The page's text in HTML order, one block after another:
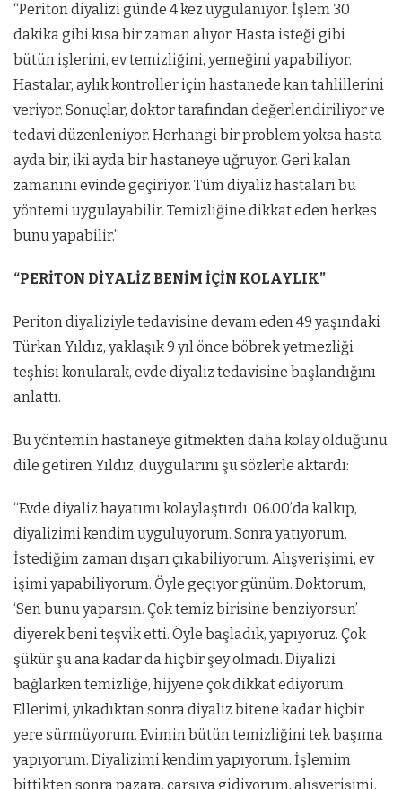
“Periton diyalizi günde 4 kez uygulanıyor. İşlem 30
dakika gibi kısa bir zaman alıyor. Hasta isteği gibi
bütün işlerini, ev temizliğini, yemeğini yapabiliyor.
Hastalar, aylık kontroller için hastanede kan tahlillerini
veriyor. Sonuçlar, doktor tarafından değerlendiriliyor ve
tedavi düzenleniyor. Herhangi bir problem yoksa hasta
ayda bir, iki ayda bir hastaneye uğruyor. Geri kalan
zamanını evinde geçiriyor. Tüm diyaliz hastaları bu
yöntemi uygulayabilir. Temizliğine dikkat eden herkes
bunu yapabilir.”
“PERİTON DİYALİZ BENİM İÇİN KOLAYLIK”
Periton diyaliziyle tedavisine devam eden 49 yaşındaki
Türkan Yıldız, yaklaşık 9 yıl önce böbrek yetmezliği
teşhisi konularak, evde diyaliz tedavisine başlandığını
anlattı.
Bu yöntemin hastaneye gitmekten daha kolay olduğunu
dile getiren Yıldız, duygularını şu sözlerle aktardı:
“Evde diyaliz hayatımı kolaylaştırdı. 06.00’da kalkıp,
diyalizimi kendim uyguluyorum. Sonra yatıyorum.
İstediğim zaman dışarı çıkabiliyorum. Alışverişimi, ev
işimi yapabiliyorum. Öyle geçiyor günüm. Doktorum,
‘Sen bunu yaparsın. Çok temiz birisine benziyorsun’
diyerek beni teşvik etti. Öyle başladık, yapıyoruz. Çok
şükür şu ana kadar da hiçbir şey olmadı. Diyalizi
bağlarken temizliğe, hijyene çok dikkat ediyorum.
Ellerimi, yıkadıktan sonra diyaliz bitene kadar hiçbir
yere sürmüyorum. Evimin bütün temizliğini tek başıma
yapıyorum. Diyalizimi kendim yapıyorum. İşlemim
bittikten sonra pazara, çarşıya gidiyorum, alışverişimi,